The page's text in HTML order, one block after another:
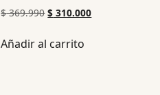
$369.990 $ 310.000
Añadir al carrito